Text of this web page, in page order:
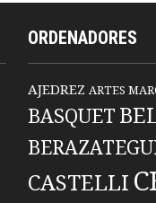
ORDENADORES
AJEDREZ ARTES
BASQUET
CASTELLI